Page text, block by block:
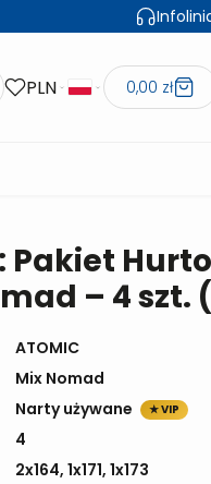
PLN 0,00 zł
Pakiet
– 4 szt.
ATOMIC
Mix Nomad
Narty używane ★ VIP
4
2x164, 1x171, 1x173